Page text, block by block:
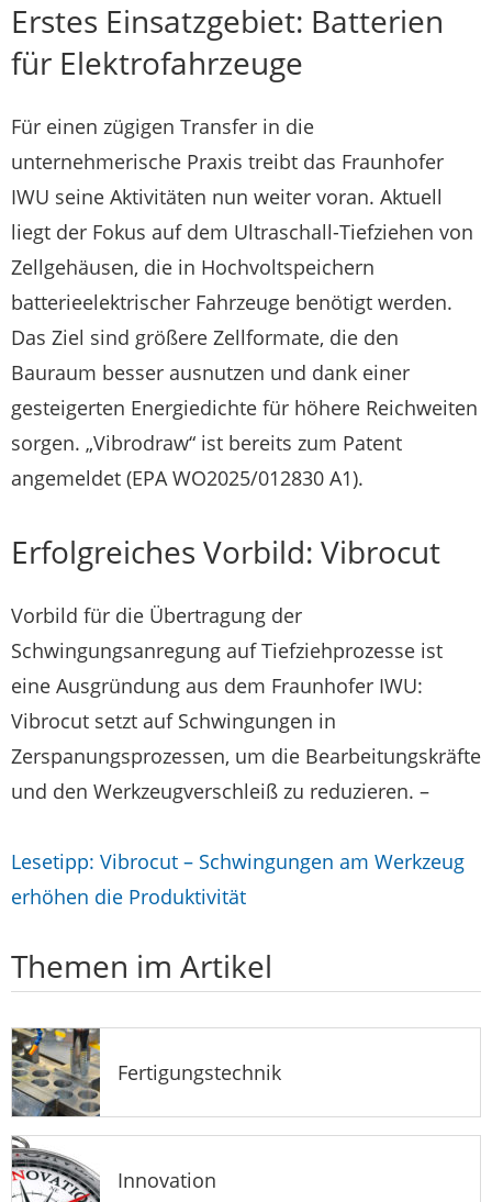
Erstes Einsatzgebiet: Batterien
für Elektrofahrzeuge
Für einen zügigen Transfer in die
unternehmerische Praxis treibt das Fraunhofer
IWU seine Aktivitäten nun weiter voran. Aktuell
liegt der Fokus auf dem Ultraschall-Tiefziehen von
Zellgehäusen, die in Hochvoltspeichern
batterieelektrischer Fahrzeuge benötigt werden.
Das Ziel sind größere Zellformate, die den
Bauraum besser ausnutzen und dank einer
gesteigerten Energiedichte für höhere Reichweiten
sorgen. „Vibrodraw“ ist bereits zum Patent
angemeldet (EPA WO2025/012830 A1).
Erfolgreiches Vorbild: Vibrocut
Vorbild für die Übertragung der
Schwingungsanregung auf Tiefziehprozesse ist
eine Ausgründung aus dem Fraunhofer IWU:
Vibrocut setzt auf Schwingungen in
Zerspanungsprozessen, um die Bearbeitungskräfte
und den Werkzeugverschleiß zu reduzieren. –
Lesetipp: Vibrocut – Schwingungen am Werkzeug
erhöhen die Produktivität
Themen im Artikel
Fertigungstechnik
Innovation